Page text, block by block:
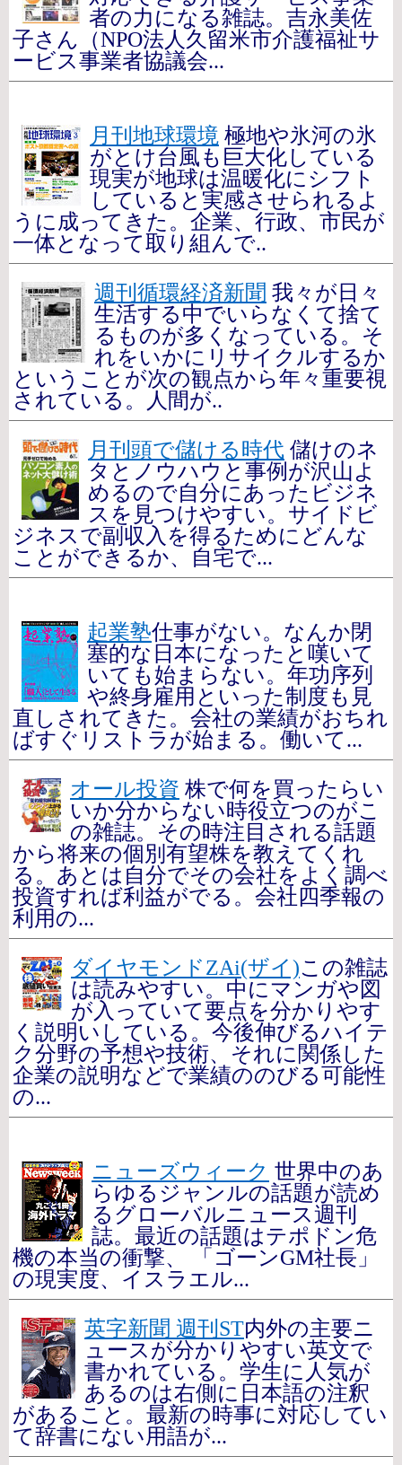
者の力になる雑誌。吉永美佐
子さん（NPO法人久留米市介護福祉サ
ービス事業者協議会...
月刊地球環境 極地や氷河の氷
がとけ台風も巨大化している
現実が地球は温暖化にシフト
していると実感させられるよ
うに成ってきた。企業、行政、市民が
一体となって取り組んで..
週刊循環経済新聞 我々が日々
生活する中でいらなくて捨て
るものが多くなっている。そ
れをいかにリサイクルするか
ということが次の観点から年々重要視
されている。人間が..
月刊頭で儲ける時代 儲けのネ
タとノウハウと事例が沢山よ
めるので自分にあったビジネ
スを見つけやすい。サイドビ
ジネスで副収入を得るためにどんな
ことができるか、自宅で...
起業塾仕事がない。なんか閉
塞的な日本になったと嘆いて
いても始まらない。年功序列
や終身雇用といった制度も見
直しされてきた。会社の業績がおちれ
ばすぐリストラが始まる。働いて...
オール投資 株で何を買ったらい
いか分からない時役立つのがこ
の雑誌。その時注目される話題
から将来の個別有望株を教えてくれ
る。あとは自分でその会社をよく調べ
投資すれば利益がでる。会社四季報の
利用の...
ダイヤモンドZAi(ザイ)この雑誌
は読みやすい。中にマンガや図
が入っていて要点を分かりやす
く説明いしている。今後伸びるハイテ
ク分野の予想や技術、それに関係した
企業の説明などで業績ののびる可能性
の...
ニューズウィーク 世界中のあ
らゆるジャンルの話題が読め
るグローバルニュース週刊
誌。最近の話題はテポドン危
機の本当の衝撃、 「ゴーンGM社長」
の現実度、イスラエル...
英字新聞 週刊ST内外の主要ニ
ュースが分かりやすい英文で
書かれている。学生に人気が
あるのは右側に日本語の注釈
があること。最新の時事に対応してい
て辞書にない用語が...